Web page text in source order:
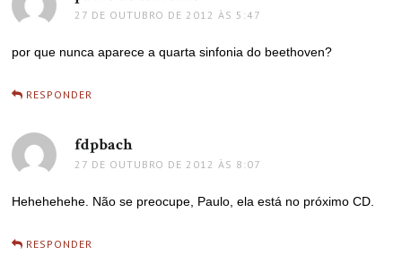
27 DE OUTUBRO DE 2012 ÀS 5:47
por que nunca aparece a quarta sinfonia do beethoven?
RESPONDER
fdpbachdisse:
27 DE OUTUBRO DE 2012 ÀS 8:07
Hehehehehe. Não se preocupe, Paulo, ela está no próximo CD.
RESPONDER